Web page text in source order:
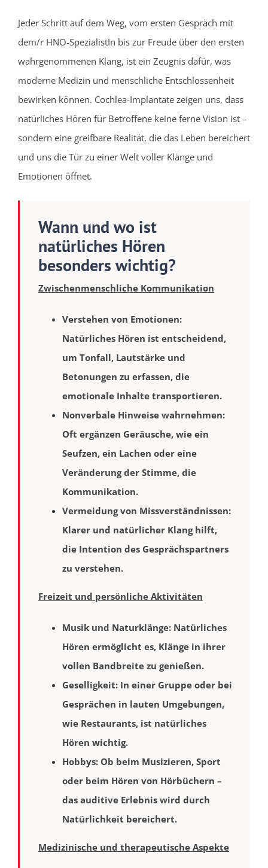
Jeder Schritt auf dem Weg, vom ersten Gespräch mit
dem/r HNO-SpezialistIn bis zur Freude über den ersten
wahrgenommenen Klang, ist ein Zeugnis dafür, was
moderne Medizin und menschliche Entschlossenheit
bewirken können. Cochlea-Implantate zeigen uns, dass
natürliches Hören für Betroffene keine ferne Vision ist –
sondern eine greifbare Realität, die das Leben bereichert
und uns die Tür zu einer Welt voller Klänge und
Emotionen öffnet.
Wann und wo ist
natürliches Hören
besonders wichtig?
Zwischenmenschliche Kommunikation
Verstehen von Emotionen:
Natürliches Hören ist entscheidend,
um Tonfall, Lautstärke und
Betonungen zu erfassen, die
emotionale Inhalte transportieren.
Nonverbale Hinweise wahrnehmen:
Oft ergänzen Geräusche, wie ein
Seufzen, ein Lachen oder eine
Veränderung der Stimme, die
Kommunikation.
Vermeidung von Missverständnissen:
Klarer und natürlicher Klang hilft,
die Intention des Gesprächspartners
zu verstehen.
Freizeit und persönliche Aktivitäten
Musik und Naturklänge: Natürliches
Hören ermöglicht es, Klänge in ihrer
vollen Bandbreite zu genießen.
Geselligkeit: In einer Gruppe oder bei
Gesprächen in lauten Umgebungen,
wie Restaurants, ist natürliches
Hören wichtig.
Hobbys: Ob beim Musizieren, Sport
oder beim Hören von Hörbüchern –
das auditive Erlebnis wird durch
Natürlichkeit bereichert.
Medizinische und therapeutische Aspekte